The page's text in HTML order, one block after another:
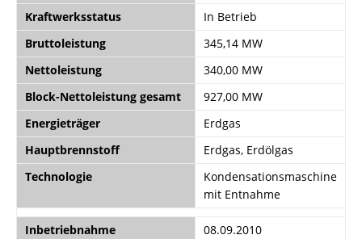
Kraftwerksstatus
In Betrieb
Bruttoleistung
345,14 MW
Nettoleistung
340,00 MW
Block-Nettoleistung gesamt
927,00 MW
Energieträger
Erdgas
Hauptbrennstoff
Erdgas, Erdölgas
Technologie
Kondensationsmaschine
mit Entnahme
Inbetriebnahme
08.09.2010